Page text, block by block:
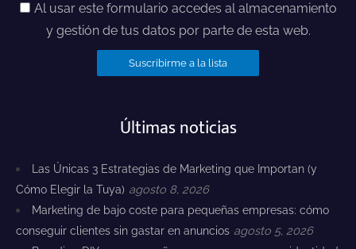
Al usar este formulario accedes al almacenamiento
y gestión de tus datos por parte de esta web.
Últimas noticias
Las Únicas 3 Estrategias de Marketing que Importan (y
Cómo Elegir la Tuya) agosto 8, 2026
Marketing de bajo coste para pequeñas empresas: cómo
conseguir clientes sin gastar en anuncios agosto 5, 2026